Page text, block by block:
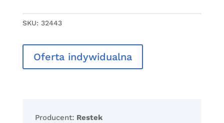
SKU: 32443
Oferta indywidualna
Producent: Restek